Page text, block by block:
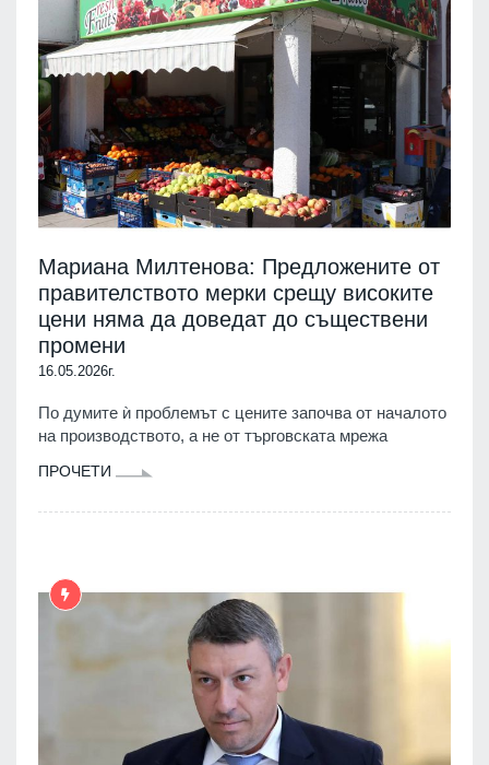
Мариана Милтенова: Предложените от
правителството мерки срещу високите
цени няма да доведат до съществени
промени
16.05.2026г.
По думите ѝ проблемът с цените започва от началото
на производството, а не от търговската мрежа
ПРОЧЕТИ